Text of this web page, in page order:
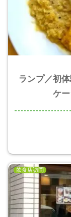
ランプ／初
ケ
飲食店訪問